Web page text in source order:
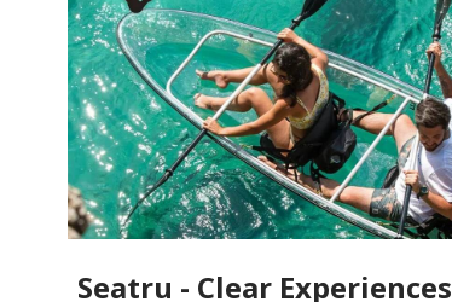
Seatru - Clear Experiences